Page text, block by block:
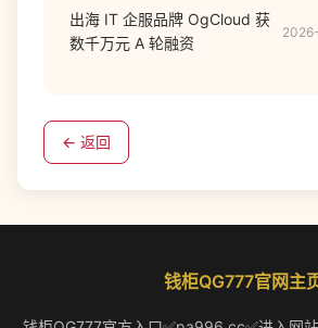
出海 IT 企服品牌 OgCloud 获
数千万元 A 轮融资
← 返回
钱柜QG777官网主